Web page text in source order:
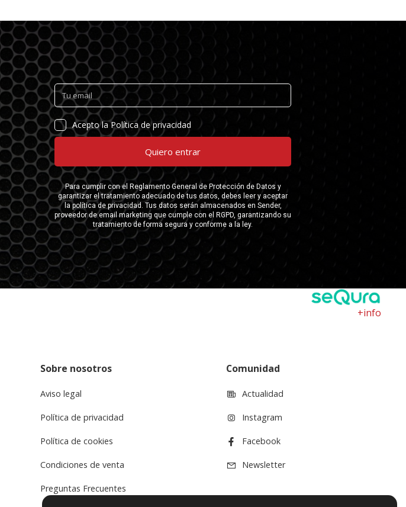
+info
Sobre nosotros
Aviso legal
Política de privacidad
Política de cookies
Condiciones de venta
Preguntas Frecuentes
Comunidad
Actualidad
Instagram
Facebook
Newsletter